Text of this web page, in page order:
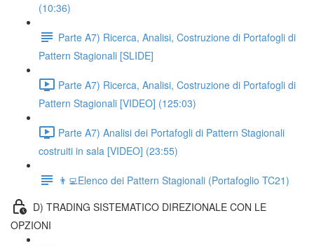
(10:36)
Parte A7) Ricerca, Analisi, Costruzione di Portafogli di
Pattern Stagionali [SLIDE]
Parte A7) Ricerca, Analisi, Costruzione di Portafogli di
Pattern Stagionali [VIDEO] (125:03)
Parte A7) Analisi dei Portafogli di Pattern Stagionali
costruiti in sala [VIDEO] (23:55)
👨‍💻Elenco dei Pattern Stagionali (Portafoglio TC21)
D) TRADING SISTEMATICO DIREZIONALE CON LE
OPZIONI